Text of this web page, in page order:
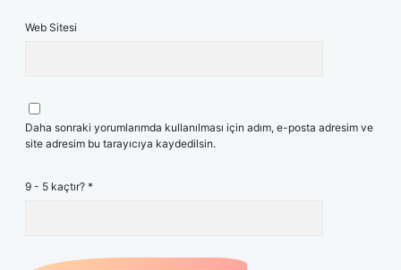
Web Sitesi
Daha sonraki yorumlarımda kullanılması için adım, e-posta adresim ve
site adresim bu tarayıcıya kaydedilsin.
9 - 5 kaçtır? *